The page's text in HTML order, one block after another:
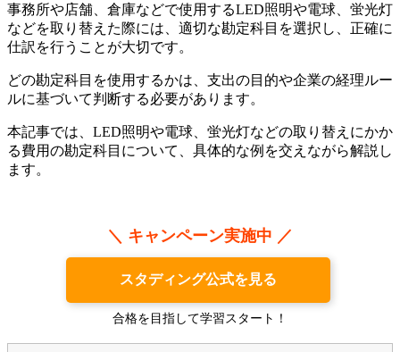
事務所や店舗、倉庫などで使用するLED照明や電球、蛍光灯
などを取り替えた際には、適切な勘定科目を選択し、正確に
仕訳を行うことが大切です。
どの勘定科目を使用するかは、支出の目的や企業の経理ルー
ルに基づいて判断する必要があります。
本記事では、LED照明や電球、蛍光灯などの取り替えにかか
る費用の勘定科目について、具体的な例を交えながら解説し
ます。
＼ キャンペーン実施中 ／
スタディング公式を見る
合格を目指して学習スタート！